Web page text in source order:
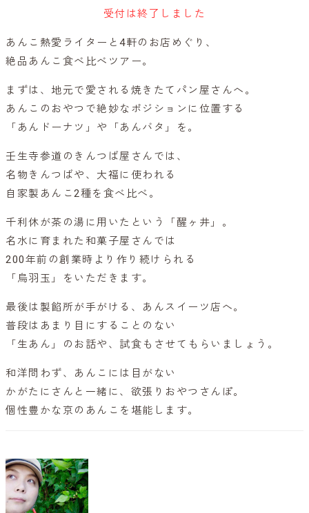
受付は終了しました
あんこ熱愛ライターと4軒のお店めぐり、
絶品あんこ食べ比べツアー。
まずは、地元で愛される焼きたてパン屋さんへ。
あんこのおやつで絶妙なポジションに位置する
「あんドーナツ」や「あんバタ」を。
壬生寺参道のきんつば屋さんでは、
名物きんつばや、大福に使われる
自家製あんこ2種を食べ比べ。
千利休が茶の湯に用いたという「醒ヶ井」。
名水に育まれた和菓子屋さんでは
200年前の創業時より作り続けられる
「烏羽玉」をいただきます。
最後は製餡所が手がける、あんスイーツ店へ。
普段はあまり目にすることのない
「生あん」のお話や、試食もさせてもらいましょう。
和洋問わず、あんこには目がない
かがたにさんと一緒に、欲張りおやつさんぽ。
個性豊かな京のあんこを堪能します。